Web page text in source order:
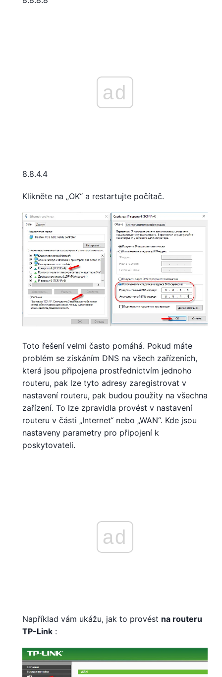
ad
8.8.4.4
Klikněte na „OK“ a restartujte počítač.
Toto řešení velmi často pomáhá. Pokud máte
problém se získáním DNS na všech zařízeních,
která jsou připojena prostřednictvím jednoho
routeru, pak lze tyto adresy zaregistrovat v
nastavení routeru, pak budou použity na všechna
zařízení. To lze zpravidla provést v nastavení
routeru v části „Internet“ nebo „WAN“. Kde jsou
nastaveny parametry pro připojení k
poskytovateli.
ad
Například vám ukážu, jak to provést na routeru
TP-Link :